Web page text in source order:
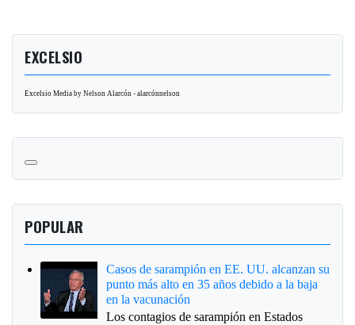
EXCELSIO
Excelsio Media by Nelson Alarcón - alarcónnelson
POPULAR
Casos de sarampión en EE. UU. alcanzan su
punto más alto en 35 años debido a la baja
en la vacunación
Los contagios de sarampión en Estados